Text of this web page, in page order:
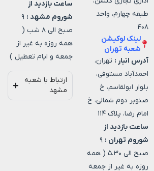
طبقه چهارم، واحد
۴۰۸
لینک لوکیشن
شعبه تهران
آدرس انبار : تهران،
احمدآباد مستوفی،
بلوار ابولقاسم، خ
صنوبر دوم شمالی، خ
امام رضا، پلاک ۱۱۴
ساعت بازدید از
شوروم تهران : ۹
صبح الی ۵.۳۰ ( همه
روزه به غیر از جمعه
ساعت بازدید از
شوروم مشهد : ۹
صبح الی ۸ شب (
همه روزه به غیر از
جمعه و ایام تعطیل )
ارتباط با شعبه
مشهد